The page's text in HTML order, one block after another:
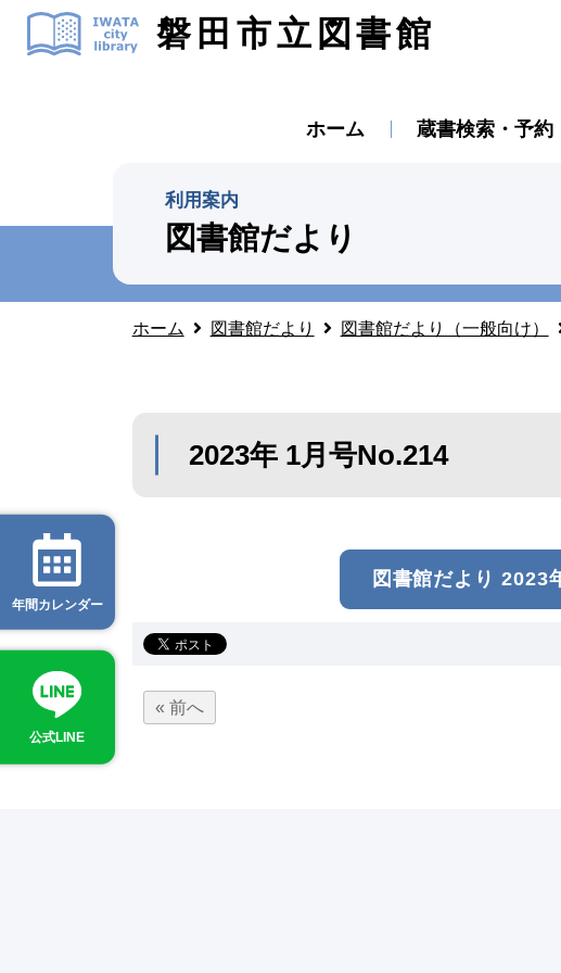
磐田市立図書館
ホーム 蔵書検索・予約
利用案内
図書館だより
ホーム 図書館だより 図書館だより（一般向け）
2023年 1月号No.214
図書館だより 2023
« 前へ
年間カレンダー
公式LINE